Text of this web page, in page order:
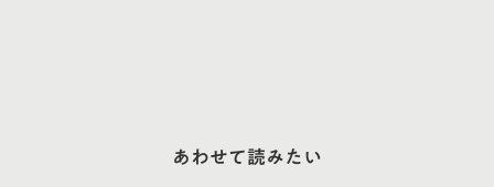
あわせて読みたい